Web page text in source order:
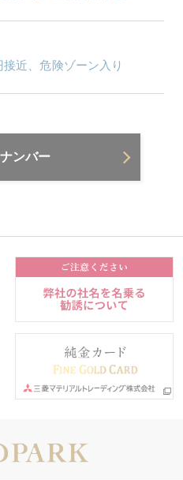
近、危険ゾーン入り
ンバー